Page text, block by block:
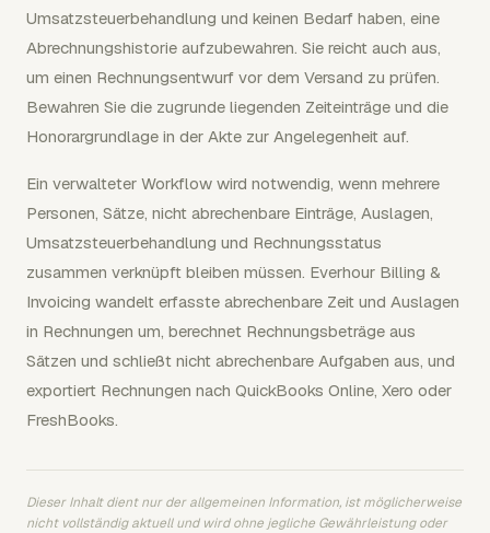
Umsatzsteuerbehandlung und keinen Bedarf haben, eine
Abrechnungshistorie aufzubewahren. Sie reicht auch aus,
um einen Rechnungsentwurf vor dem Versand zu prüfen.
Bewahren Sie die zugrunde liegenden Zeiteinträge und die
Honorargrundlage in der Akte zur Angelegenheit auf.
Ein verwalteter Workflow wird notwendig, wenn mehrere
Personen, Sätze, nicht abrechenbare Einträge, Auslagen,
Umsatzsteuerbehandlung und Rechnungsstatus
zusammen verknüpft bleiben müssen. Everhour Billing &
Invoicing wandelt erfasste abrechenbare Zeit und Auslagen
in Rechnungen um, berechnet Rechnungsbeträge aus
Sätzen und schließt nicht abrechenbare Aufgaben aus, und
exportiert Rechnungen nach QuickBooks Online, Xero oder
FreshBooks.
Dieser Inhalt dient nur der allgemeinen Information, ist möglicherweise
nicht vollständig aktuell und wird ohne jegliche Gewährleistung oder